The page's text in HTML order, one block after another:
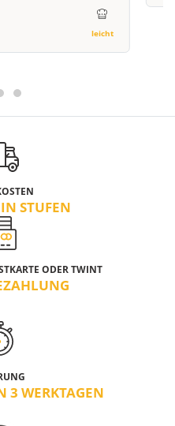
leicht
STUFEN
ODER TWINT
3 WERKTAGEN